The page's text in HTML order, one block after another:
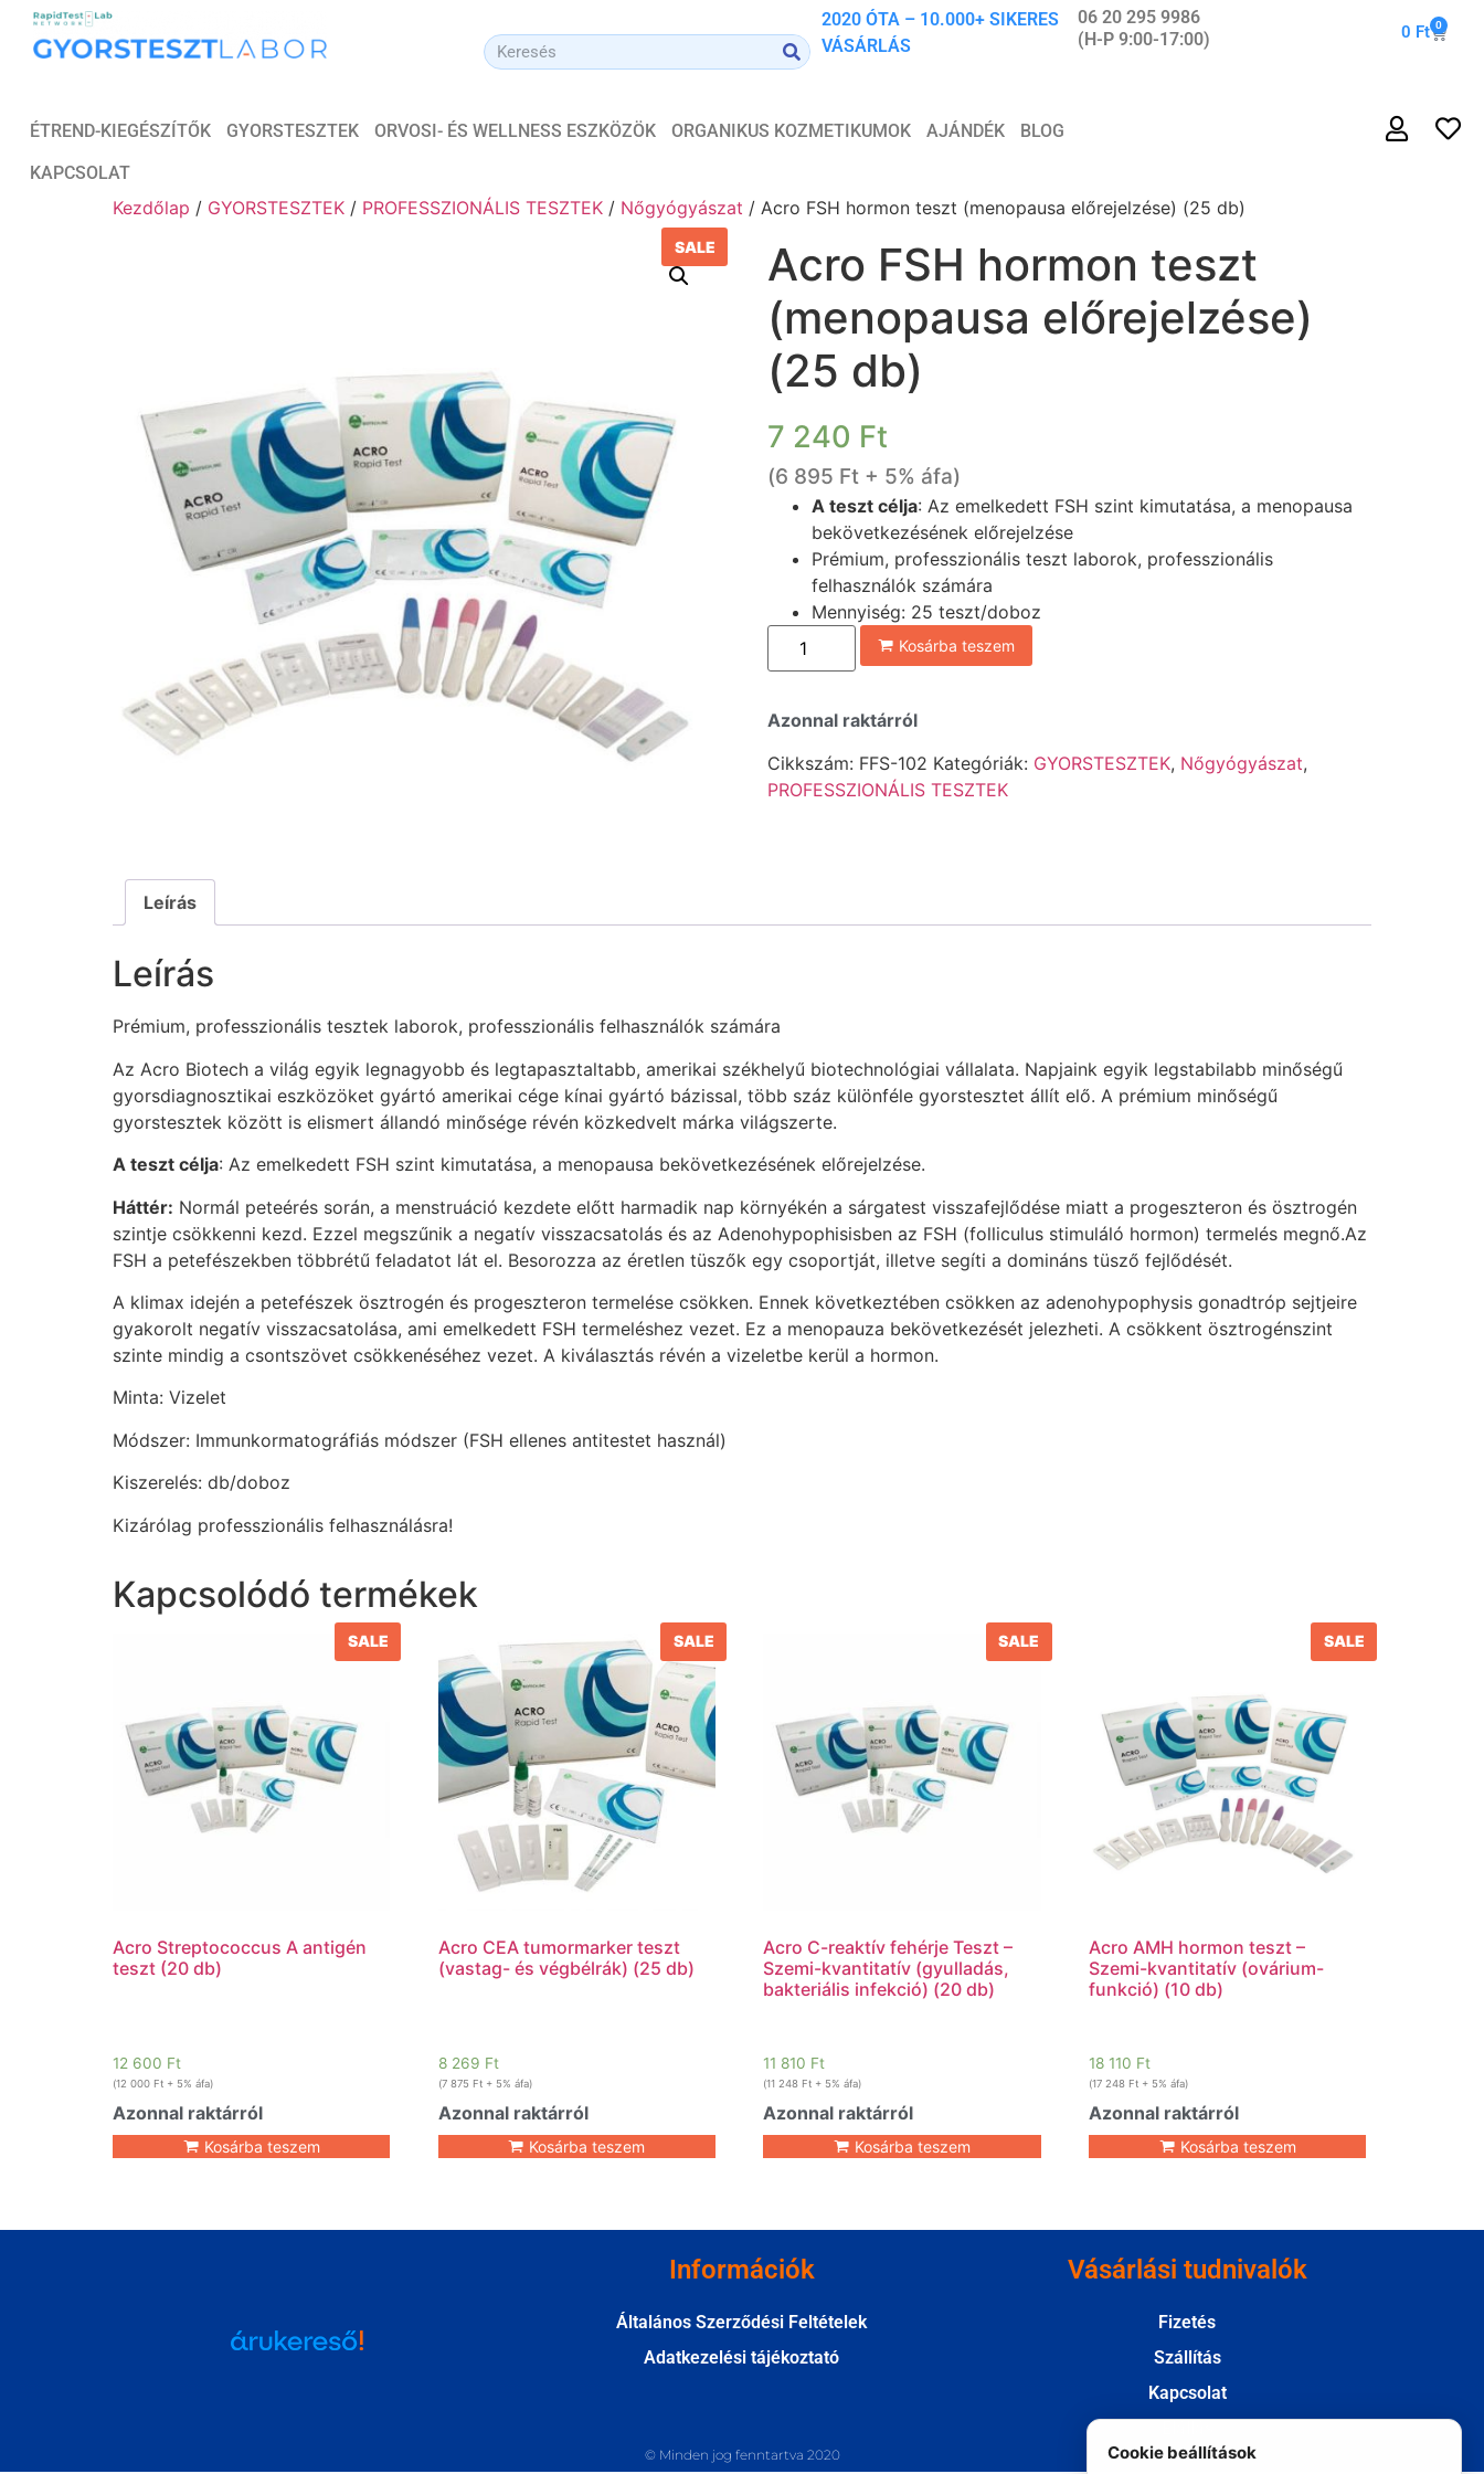
2020 ÓTA – 10.000+ SIKERES
VÁSÁRLÁS
06 20 295 9986
(H-P 9:00-17:00)
0 Ft 0
ÉTREND-KIEGÉSZÍTŐK GYORSTESZTEK ORVOSI- ÉS WELLNESS ESZKÖZÖK ORGANIKUS KOZMETIKUMOK AJÁNDÉK
BLOG
KAPCSOLAT
Kezdőlap / GYORSTESZTEK / PROFESSZIONÁLIS TESZTEK / Nőgyógyászat / Acro FSH hormon teszt (menopausa előrejelzése) (25 db)
SALE
Acro FSH hormon teszt
(menopausa előrejelzése)
(25 db)
7 240 Ft
(6 895 Ft+ 5% áfa)
A teszt célja: Az emelkedett FSH szint kimutatása, a menopausa
bekövetkezésének előrejelzése
Prémium, professzionális teszt laborok, professzionális
felhasználók számára
Mennyiség: 25 teszt/doboz
Kosárba teszem
Azonnal raktárról
Cikkszám: FFS-102 Kategóriák: GYORSTESZTEK, Nőgyógyászat,
PROFESSZIONÁLIS TESZTEK
Leírás
Leírás
Prémium, professzionális tesztek laborok, professzionális felhasználók számára
Az Acro Biotech a világ egyik legnagyobb és legtapasztaltabb, amerikai székhelyű biotechnológiai vállalata. Napjaink egyik legstabilabb minőségű
gyorsdiagnosztikai eszközöket gyártó amerikai cége kínai gyártó bázissal, több száz különféle gyorstesztet állít elő. A prémium minőségű
gyorstesztek között is elismert állandó minősége révén közkedvelt márka világszerte.
A teszt célja: Az emelkedett FSH szint kimutatása, a menopausa bekövetkezésének előrejelzése.
Háttér: Normál peteérés során, a menstruáció kezdete előtt harmadik nap környékén a sárgatest visszafejlődése miatt a progeszteron és ösztrogén
szintje csökkenni kezd. Ezzel megszűnik a negatív visszacsatolás és az Adenohypophisisben az FSH (folliculus stimuláló hormon) termelés megnő.Az
FSH a petefészekben többrétű feladatot lát el. Besorozza az éretlen tüszők egy csoportját, illetve segíti a domináns tüsző fejlődését.
A klimax idején a petefészek ösztrogén és progeszteron termelése csökken. Ennek következtében csökken az adenohypophysis gonadtróp sejtjeire
gyakorolt negatív visszacsatolása, ami emelkedett FSH termeléshez vezet. Ez a menopauza bekövetkezését jelezheti. A csökkent ösztrogénszint
szinte mindig a csontszövet csökkenéséhez vezet. A kiválasztás révén a vizeletbe kerül a hormon.
Minta: Vizelet
Módszer: Immunkormatográfiás módszer (FSH ellenes antitestet használ)
Kiszerelés: db/doboz
Kizárólag professzionális felhasználásra!
Kapcsolódó termékek
SALE
Acro Streptococcus A antigén
teszt (20 db)
12 600 Ft
(12 000 Ft + 5% áfa)
Azonnal raktárról
Kosárba teszem
SALE
Acro CEA tumormarker teszt
(vastag- és végbélrák) (25 db)
8 269 Ft
(7 875 Ft+ 5% áfa)
Azonnal raktárról
Kosárba teszem
SALE
Acro C-reaktív fehérje Teszt –
Szemi-kvantitatív (gyulladás,
bakteriális infekció) (20 db)
11 810 Ft
(11 248 Ft + 5% áfa)
Azonnal raktárról
Kosárba teszem
SALE
Acro AMH hormon teszt –
Szemi-kvantitatív (ovárium-
funkció) (10 db)
18 110 Ft
(17 248 Ft + 5% áfa)
Azonnal raktárról
Kosárba teszem
Információk
Általános Szerződési Feltételek
Adatkezelési tájékoztató
Vásárlási tudnivalók
Fizetés
Szállítás
Kapcsolat
© Minden jog fenntartva 2020 Cookie beállítások